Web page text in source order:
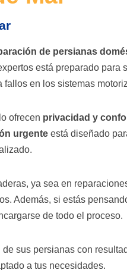
de persianas
está preparado para
en los sistemas
ofrecen privacidad y
urgenteestá diseñado
ya sea en
Además, si estás
de todo el proceso.
sus persianas con
a tus necesidades.